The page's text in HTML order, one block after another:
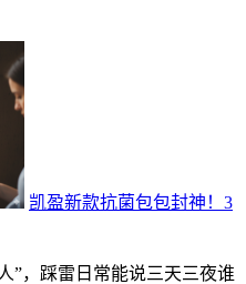
凯盈新款抗菌包包封神！3
”，踩雷日常能说三天三夜谁